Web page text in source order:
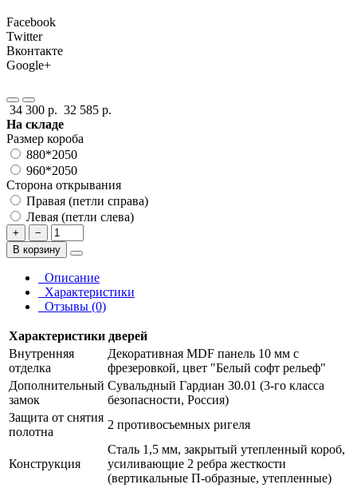
Facebook
Twitter
Вконтакте
Google+
34 300 р. 32 585 р.
На складе
Размер короба
880*2050
960*2050
Сторона открывания
Правая (петли справа)
Левая (петли слева)
+
−
В корзину
Описание
Характеристики
Отзывы (0)
Характеристики дверей
Внутренняя
отделка
Декоративная MDF панель 10 мм с
фрезеровкой, цвет "Белый софт рельеф"
Дополнительный
замок
Сувальдный Гардиан 30.01 (3-го класса
безопасности, Россия)
Защита от снятия
полотна
2 противосъемных ригеля
Конструкция
Сталь 1,5 мм, закрытый утепленный короб,
усиливающие 2 ребра жесткости
(вертикальные П-образные, утепленные)